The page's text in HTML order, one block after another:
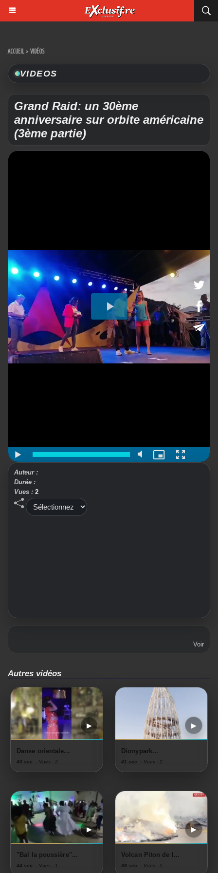
ACCUEIL > VIDÉOS
VIDEOS
Grand Raid: un 30ème
anniversaire sur orbite américaine
(3ème partie)
Auteur :
Durée :
Vues : 2
Voir
Autres vidéos
Danse orientale...
40 sec - Vues : 2
Dionypark...
41 sec - Vues : 2
"Bal la poussière"...
44 sec - Vues : 1
Volcan Piton de l...
36 sec - Vues : 5